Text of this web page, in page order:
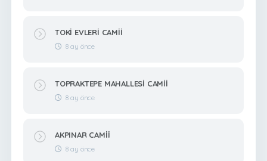
TOKİ EVLERİ CAMİİ
8 ay önce
TOPRAKTEPE MAHALLESİ CAMİİ
8 ay önce
AKPINAR CAMİİ
8 ay önce